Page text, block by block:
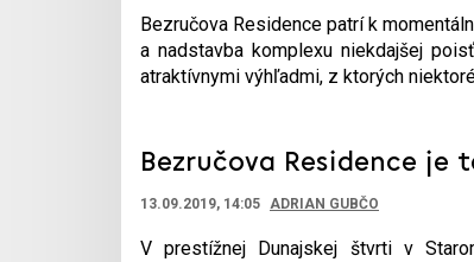
Bezručova Residence patrí k
a nadstavba komplexu niekdajšej
atraktívnymi výhľadmi, z ktorých
Bezručova Residence
13.09.2019, 14:05 ADRIAN GUBČO
V prestížnej Dunajskej štvrti v